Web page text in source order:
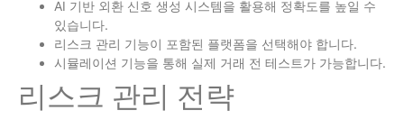
AI 기반 외환 신호 생성 시스템을 활용해 정확도를 높일 수
있습니다.
리스크 관리 기능이 포함된 플랫폼을 선택해야 합니다.
시뮬레이션 기능을 통해 실제 거래 전 테스트가 가능합니다.
리스크 관리 전략